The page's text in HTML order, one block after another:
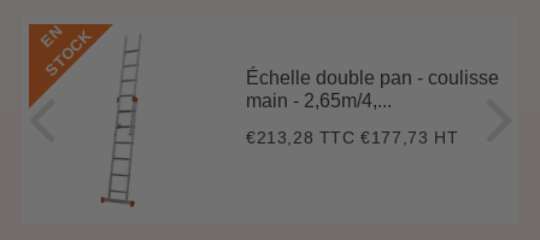
E
N
S
T
O
C
K
Échelle double pan - coulisse
main - 2,65m/4,...
Prix
€213,28 TTC€213,28
€177,73 HT